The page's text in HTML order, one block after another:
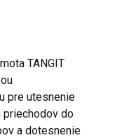
TANGIT
pre utesnenie
priechodov do
a dotesnenie